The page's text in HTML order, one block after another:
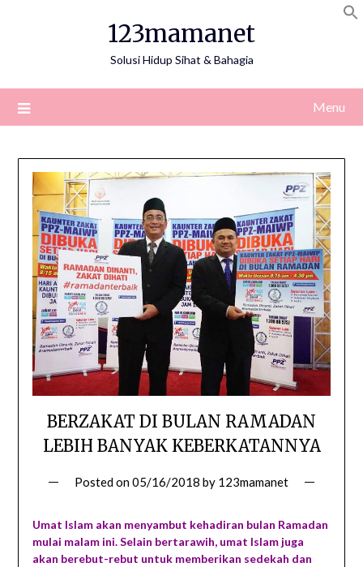
123mamanet
Solusi Hidup Sihat & Bahagia
Menu
BERZAKAT DI BULAN RAMADAN
LEBIH BANYAK KEBERKATANNYA
Posted on05/16/2018 by 123mamanet
Umat Islam akan menyambut kehadiran bulan Ramadan
mulai malam ini. Selain bertarawih, umat Islam juga
akan berebut-rebut untuk memberikan sedekah dan